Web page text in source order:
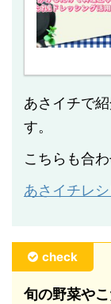
あさイチで
す。
こちらも合
あさイチレ
check
旬の野菜や